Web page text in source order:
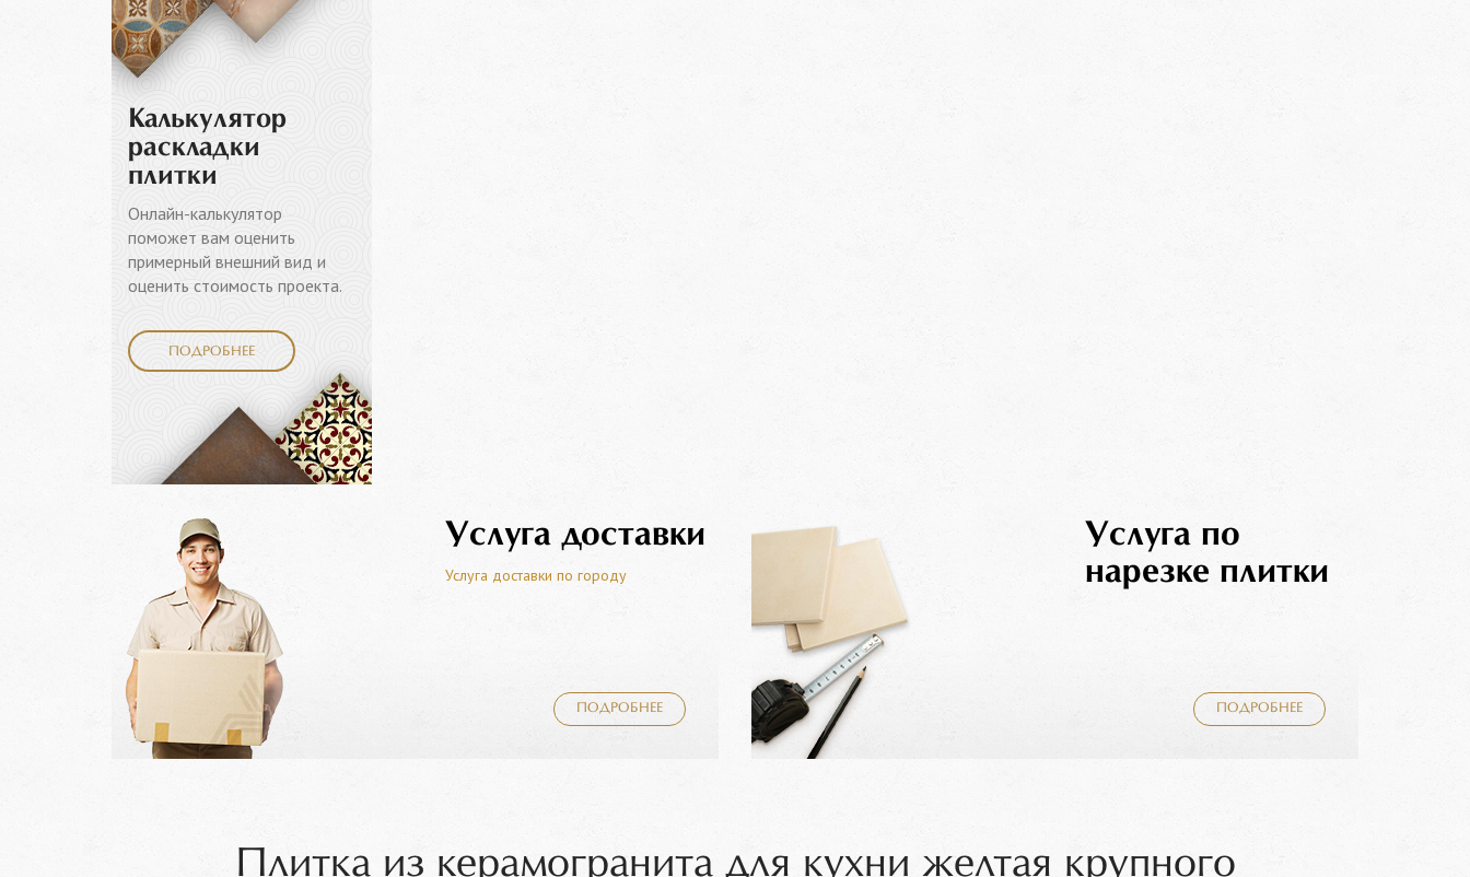
Калькулятор
раскладки
плитки
Онлайн-калькулятор
поможет вам оценить
примерный внешний вид и
оценить стоимость проекта.
ПОДРОБНЕЕ
Услуга доставки
Услуга доставки по городу
ПОДРОБНЕЕ
Услуга по
нарезке плитки
ПОДРОБНЕЕ
Плитка из керамогранита для кухни желтая крупного